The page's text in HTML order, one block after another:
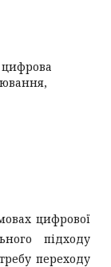
цифрова
цифрової
підходу
переходу